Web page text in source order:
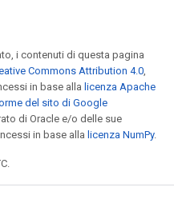
i contenuti di questa pagina
Commons Attribution 4.0,
in base alla licenza Apache
del sito di Google
di Oracle e/o delle sue
in base alla licenza NumPy.